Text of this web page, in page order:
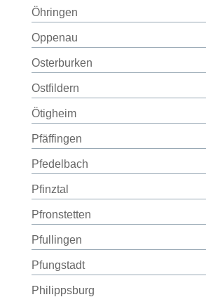
Öhringen
Oppenau
Osterburken
Ostfildern
Ötigheim
Pfäffingen
Pfedelbach
Pfinztal
Pfronstetten
Pfullingen
Pfungstadt
Philippsburg